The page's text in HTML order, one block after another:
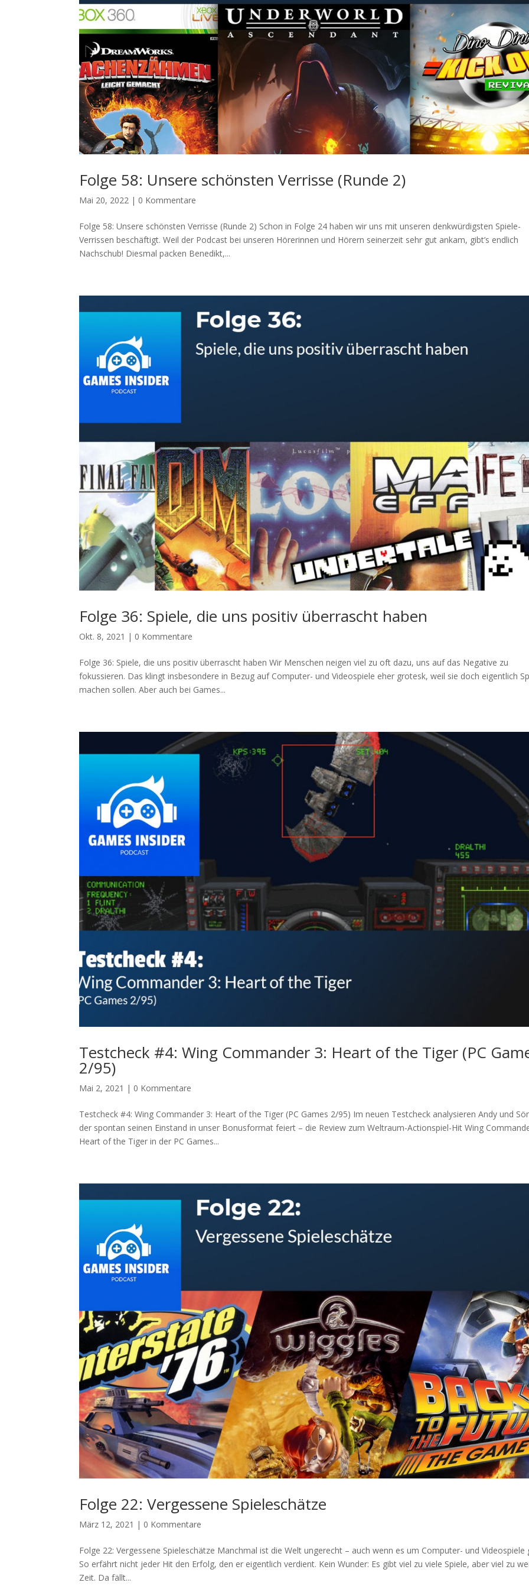
Folge 58: Unsere schönsten Verrisse (Runde 2)
Mai 20, 2022 | 0 Kommentare
Folge 58: Unsere schönsten Verrisse (Runde 2) Schon in Folge 24 haben wir uns mit unseren denkwürdigsten Spiele-
Verrissen beschäftigt. Weil der Podcast bei unseren Hörerinnen und Hörern seinerzeit sehr gut ankam, gibt’s endlich
Nachschub! Diesmal packen Benedikt,...
Folge 36: Spiele, die uns positiv überrascht haben
Okt. 8, 2021 | 0 Kommentare
Folge 36: Spiele, die uns positiv überrascht haben Wir Menschen neigen viel zu oft dazu, uns auf das Negative zu
fokussieren. Das klingt insbesondere in Bezug auf Computer- und Videospiele eher grotesk, weil sie doch eigentlich
machen sollen. Aber auch bei Games...
Testcheck #4: Wing Commander 3: Heart of the Tiger (PC
2/95)
Mai 2, 2021 | 0 Kommentare
Testcheck #4: Wing Commander 3: Heart of the Tiger (PC Games 2/95) Im neuen Testcheck analysieren Andy und
der spontan seinen Einstand in unser Bonusformat feiert – die Review zum Weltraum-Actionspiel-Hit Wing
Heart of the Tiger in der PC Games...
Folge 22: Vergessene Spieleschätze
März 12, 2021 | 0 Kommentare
Folge 22: Vergessene Spieleschätze Manchmal ist die Welt ungerecht – auch wenn es um Computer- und Videospiele
So erfährt nicht jeder Hit den Erfolg, den er eigentlich verdient. Kein Wunder: Es gibt viel zu viele Spiele, aber viel zu
Zeit. Da fällt...